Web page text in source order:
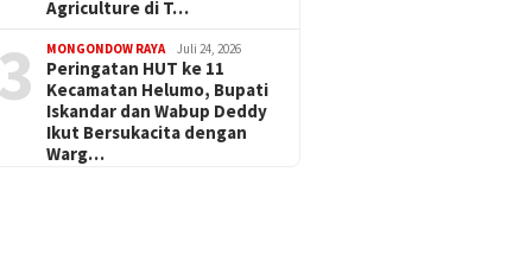
Agriculture di T…
MONGONDOW RAYA Juli 24, 2026
Peringatan HUT ke 11
Kecamatan Helumo, Bupati
Iskandar dan Wabup Deddy
Ikut Bersukacita dengan
Warg…